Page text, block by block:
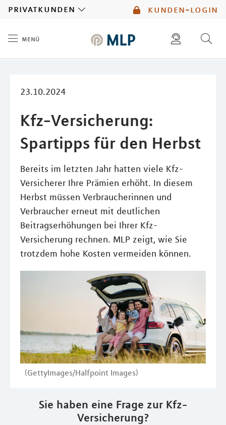
kunden-login
privatkunden
menü
23.10.2024
Kfz-Versicherung:
Spartipps für den Herbst
Bereits im letzten Jahr hatten viele Kfz-
Versicherer Ihre Prämien erhöht. In diesem
Herbst müssen Verbraucherinnen und
Verbraucher erneut mit deutlichen
Beitragserhöhungen bei Ihrer Kfz-
Versicherung rechnen. MLP zeigt, wie Sie
trotzdem hohe Kosten vermeiden können.
(GettyImages/Halfpoint Images)
Sie haben eine Frage zur Kfz-
Versicherung?